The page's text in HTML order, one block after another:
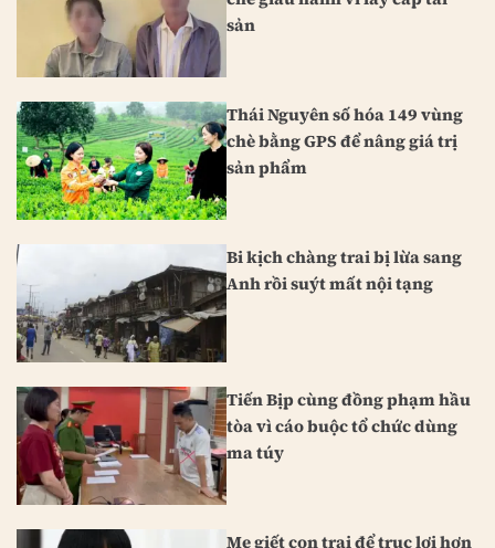
sản
Thái Nguyên số hóa 149 vùng
chè bằng GPS để nâng giá trị
sản phẩm
Bi kịch chàng trai bị lừa sang
Anh rồi suýt mất nội tạng
Tiến Bịp cùng đồng phạm hầu
tòa vì cáo buộc tổ chức dùng
ma túy
Mẹ giết con trai để trục lợi hơn